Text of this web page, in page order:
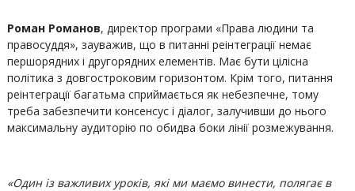
Роман Романов, директор програми «Права людини та
правосуддя», зауважив, що в питанні реінтеграції немає
першорядних і другорядних елементів. Має бути цілісна
політика з довгостроковим горизонтом. Крім того, питання
реінтеграції багатьма сприймається як небезпечне, тому
треба забезпечити консенсус і діалог, залучивши до нього
максимальну аудиторію по обидва боки лінії розмежування.
«Один із важливих уроків, які ми маємо винести, полягає в